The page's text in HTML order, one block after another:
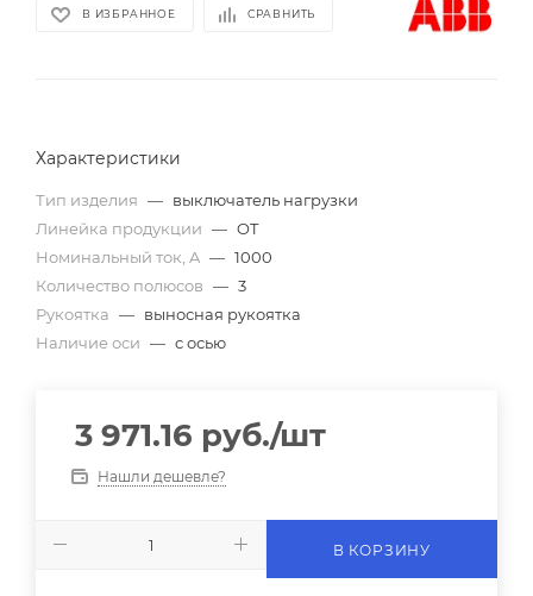
В ИЗБРАННОЕ СРАВНИТЬ
Характеристики
Тип изделия — выключатель нагрузки
Линейка продукции — OT
Номинальный ток, A — 1000
Количество полюсов — 3
Рукоятка — выносная рукоятка
Наличие оси — с осью
3 971.16 руб./шт
Нашли дешевле?
В КОРЗИНУ